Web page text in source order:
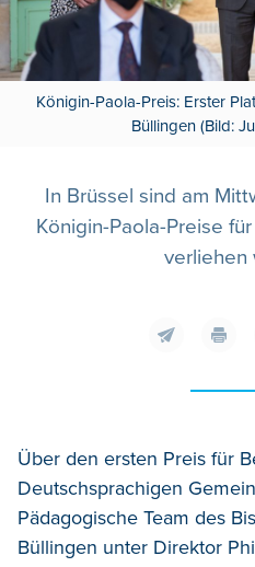
Königin-Paola-Preis: Erster
Büllingen (Bild:
In Brüssel sind am
Königin-Paola-Preise
verliehen
Über den ersten Preis für
Deutschsprachigen
Pädagogische Team des
Büllingen unter Direktor